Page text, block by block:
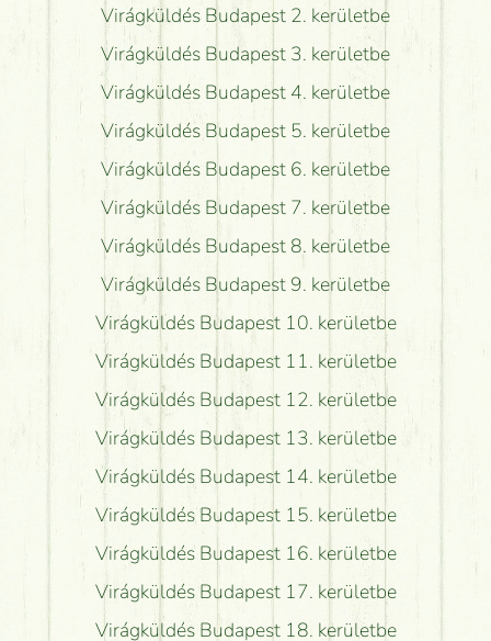
Virágküldés Budapest 2. kerületbe
Virágküldés Budapest 3. kerületbe
Virágküldés Budapest 4. kerületbe
Virágküldés Budapest 5. kerületbe
Virágküldés Budapest 6. kerületbe
Virágküldés Budapest 7. kerületbe
Virágküldés Budapest 8. kerületbe
Virágküldés Budapest 9. kerületbe
Virágküldés Budapest 10. kerületbe
Virágküldés Budapest 11. kerületbe
Virágküldés Budapest 12. kerületbe
Virágküldés Budapest 13. kerületbe
Virágküldés Budapest 14. kerületbe
Virágküldés Budapest 15. kerületbe
Virágküldés Budapest 16. kerületbe
Virágküldés Budapest 17. kerületbe
Virágküldés Budapest 18. kerületbe